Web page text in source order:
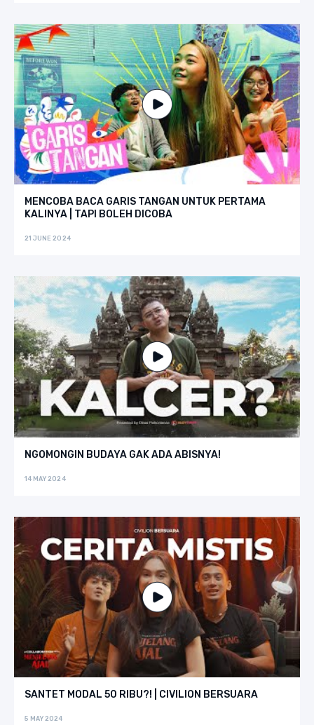
MENCOBA BACA GARIS TANGAN UNTUK PERTAMA
KALINYA | TAPI BOLEH DICOBA
21 JUNE 2024
NGOMONGIN BUDAYA GAK ADA ABISNYA!
14 MAY 2024
SANTET MODAL 50 RIBU?! | CIVILION BERSUARA
5 MAY 2024